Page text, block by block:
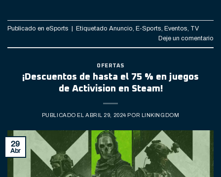
Publicado en eSports Etiquetado Anuncio, E-Sports, Eventos, TV
Deje un comentario
OFERTAS
¡Descuentos de hasta el 75 % en juegos
de Activision en Steam!
PUBLICADO EL ABRIL 29, 2024 POR LINKINGDOM
29
Abr